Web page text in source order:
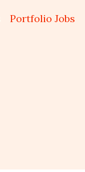
Portfolio Jobs